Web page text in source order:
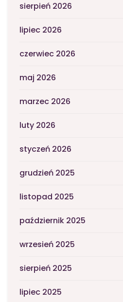
sierpień 2026
lipiec 2026
czerwiec 2026
maj 2026
marzec 2026
luty 2026
styczeń 2026
grudzień 2025
listopad 2025
październik 2025
wrzesień 2025
sierpień 2025
lipiec 2025